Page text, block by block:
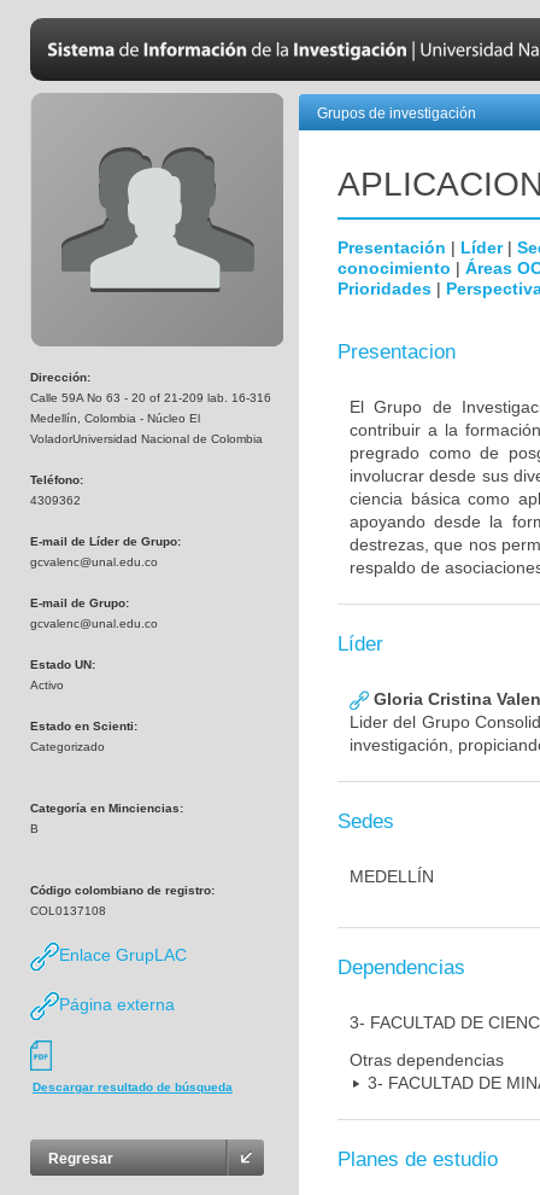
Dirección:
Calle 59A No 63 - 20 of 21-209 lab. 16-316
Medellín, Colombia - Núcleo El
VoladorUniversidad Nacional de Colombia
Teléfono:
4309362
E-mail de Líder de Grupo:
gcvalenc@unal.edu.co
E-mail de Grupo:
gcvalenc@unal.edu.co
Estado UN:
Activo
Estado en Scienti:
Categorizado
Categoría en Minciencias:
B
Código colombiano de registro:
COL0137108
Enlace GrupLAC
Página externa
Descargar resultado de búsqueda
Regresar
Grupos de investigación
Presentación | Líder|
conocimiento | Áreas
Prioridades |
Presentacion
El Grupo de
contribuir a la
pregrado como de
involucrar desde sus
ciencia básica como
apoyando desde la
destrezas, que nos
respaldo de
Líder
Gloria Cristina
Lider del Grupo
investigación,
Sedes
MEDELLÍN
Dependencias
3- FACULTAD DE
Otras dependencias
3- FACULTAD DE
Planes de estudio